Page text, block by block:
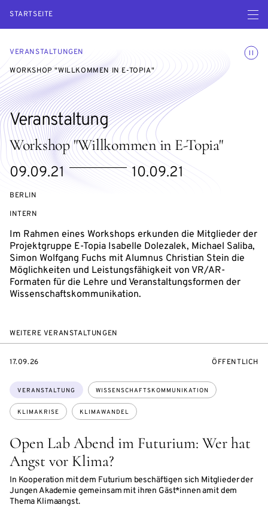
STARTSEITE Menü
VERANSTALTUNGEN
WORKSHOP "WILLKOMMEN IN E-TOPIA"
Workshop "Willkommen in E-Topia"
Veranstaltung
eventBeginsOn
09.09.21
eventEndsOn 10.09.21
BERLIN
VERANSTALTUNGSZUGANG:
INTERN
Im Rahmen eines Workshops erkunden die Mitglieder der
Projektgruppe E-Topia Isabelle Dolezalek, Michael Saliba,
Simon Wolfgang Fuchs mit Alumnus Christian Stein die
Möglichkeiten und Leistungsfähigkeit von VR/AR-
Formaten für die Lehre und Veranstaltungsformen der
Wissenschaftskommunikation.
WEITERE VERANSTALTUNGEN
Open Lab Abend im Futurium: Wer hat
Angst vor Klima?
In Kooperation mit dem Futurium beschäftigen sich Mitglieder der
Jungen Akademie gemeinsam mit ihren Gäst*innen amit dem
Thema Klimaangst.
Themen:
VERANSTALTUNG WISSENSCHAFTSKOMMUNIKATION
KLIMAKRISE KLIMAWANDEL
EVENTBEGINSON
17.09.26 ÖFFENTLICH